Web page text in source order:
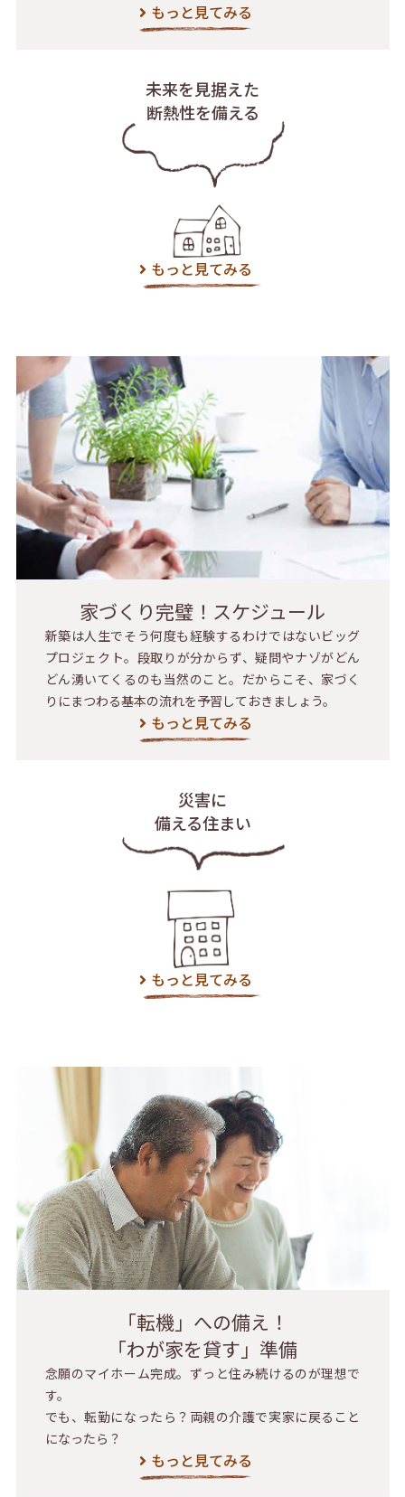
もっと見てみる
未来を見据えた
断熱性を備える
もっと見てみる
家づくり完璧！スケジュール
新築は人生でそう何度も経験するわけではないビッグ
プロジェクト。段取りが分からず、疑問やナゾがどん
どん湧いてくるのも当然のこと。だからこそ、家づく
りにまつわる基本の流れを予習しておきましょう。
もっと見てみる
災害に
備える住まい
もっと見てみる
「転機」への備え！
「わが家を貸す」準備
念願のマイホーム完成。ずっと住み続けるのが理想で
す。
でも、転勤になったら？両親の介護で実家に戻ること
になったら？
もっと見てみる